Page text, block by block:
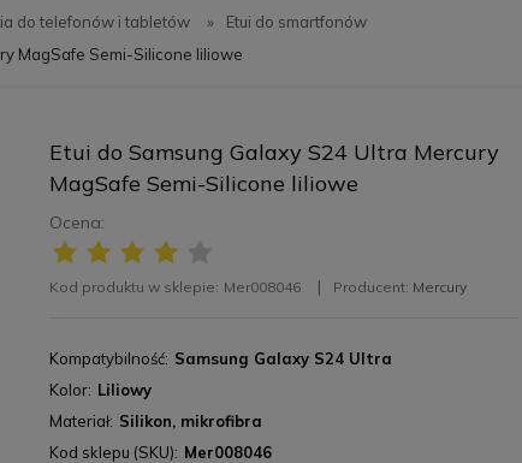
do telefonów i tabletów »
Etui do smartfonów
MagSafe Semi-Silicone liliowe
Etui do Samsung Galaxy S24 Ultra Mercury
MagSafe Semi-Silicone liliowe
Ocena:
Kod produktu w sklepie: Mer008046 Producent: Mercury
Kompatybilność Samsung Galaxy S24 Ultra
Kolor Liliowy
Materiał Silikon, mikrofibra
Kod sklepu (SKU)
Mer008046